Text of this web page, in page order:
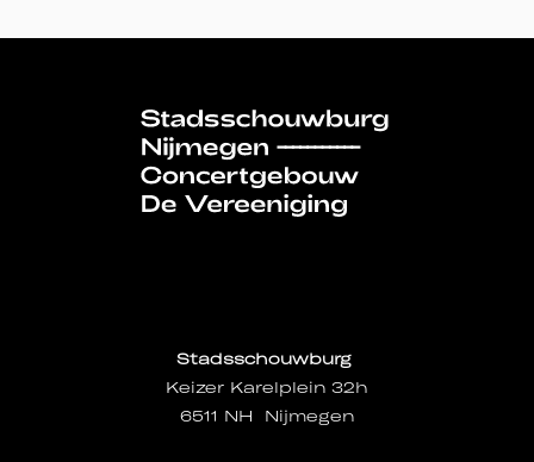
Stadsschouwburg
Keizer Karelplein 32h
6511 NH Nijmegen